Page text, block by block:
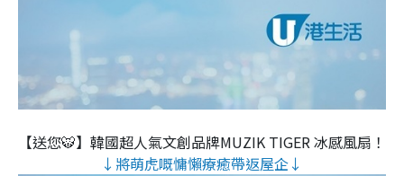
【送您🐯】韓國超人氣文創品牌MUZIK TIGER 冰感風扇！
↓將萌虎嘅慵懶療癒帶返屋企↓